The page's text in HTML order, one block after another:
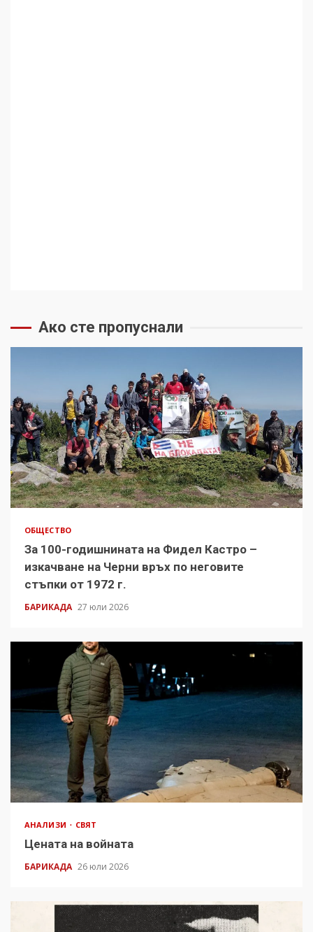
Ако сте пропуснали
ОБЩЕСТВО
За 100-годишнината на Фидел Кастро –
изкачване на Черни връх по неговите
стъпки от 1972 г.
БАРИКАДА 27 юли 2026
АНАЛИЗИ СВЯТ
Цената на войната
БАРИКАДА 26 юли 2026